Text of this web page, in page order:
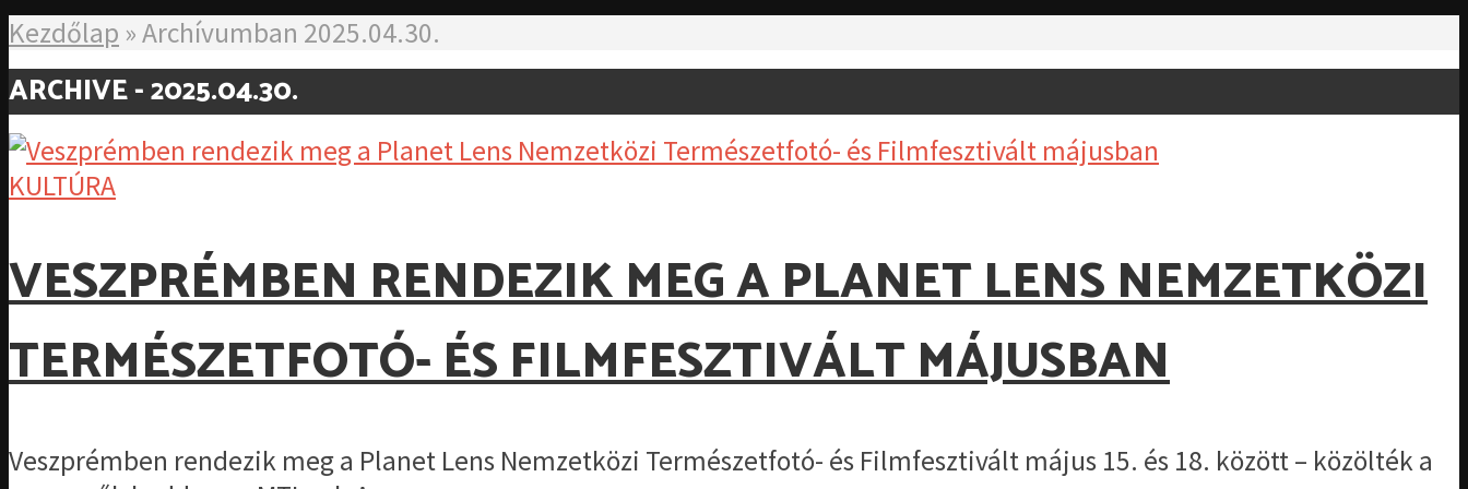
Kezdőlap »Archívumban 2025.04.30.
ARCHIVE - 2025.04.30.
KULTÚRA
VESZPRÉMBEN RENDEZIK MEG A PLANET LENS NEMZETKÖZI
TERMÉSZETFOTÓ- ÉS FILMFESZTIVÁLT MÁJUSBAN
Veszprémben rendezik meg a Planet Lens Nemzetközi Természetfotó- és Filmfesztivált május 15. és 18. között – közölték a